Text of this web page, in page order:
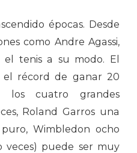
épocas. Desde
como Andre Agassi,
tenis a su modo. El
el récord de ganar 20
los cuatro grandes
Roland Garros una
Wimbledon ocho
veces) puede ser muy